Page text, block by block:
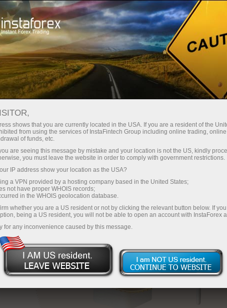
Pembukaan akun instan Platform Trading
Pemula Untuk Investor Untuk Mitra Promo
shows that you are currently located in the USA. If you are a resident of the
from using the services of InstaFintech Group including online trading,
of funds, etc.
are seeing this message by mistake and your location is not the US, kindly
you must leave the website in order to comply with government restrictions.
IP address show your location as the USA?
a VPN provided by a hosting company based in the United States;
not have proper WHOIS records;
in the WHOIS geolocation database.
whether you are a US resident or not by clicking the relevant button below. If
being a US resident, you will not be able to open an account with InstaForex
for any inconvenience caused by this message.